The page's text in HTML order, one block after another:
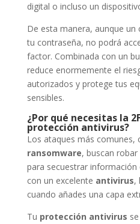
digital o incluso un
De esta manera, aunque un
tu contraseña, no podrá
factor. Combinada con un
reduce enormemente el
autorizados y protege tus
sensibles.
¿Por qué necesitas la
protección antivirus?
Los ataques más comunes,
ransomware, buscan
para secuestrar información
con un excelente antivirus,
cuando añades una capa
Tu protección antivirus